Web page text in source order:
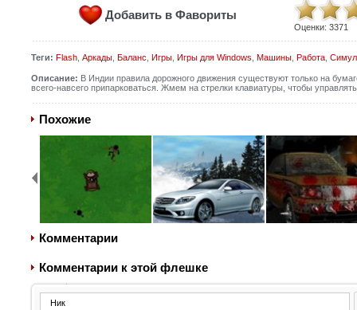
Добавить в Фавориты
Оценки: 3371
Теги: Flash, Аркады, Баланс Игры, Игры для Windows Машины, Работа,
Описание: В Индии правила дорожного движения существуют только на
всего-навсего припарковаться. Жмем на стрелки клавиатуры, чтобы
Похожие
Комментарии
Комментарии к этой флешке